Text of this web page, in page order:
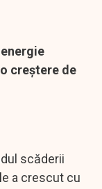
creştere de
scăderii
a crescut cu